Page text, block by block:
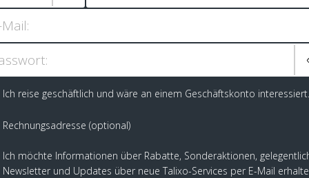
Ich reise geschäftlich und wäre an einem Geschäftskonto interessiert.
Rechnungsadresse (optional)
Ich möchte Informationen über Rabatte, Sonderaktionen,
Newsletter und Updates über neue Talixo-Services per E-Mail